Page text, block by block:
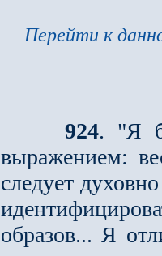
Перейти к
924. "Я
выражением:
следует
образов... Я